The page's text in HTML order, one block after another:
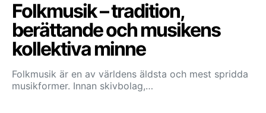
Folkmusik – tradition,
berättande och musikens
kollektiva minne
Folkmusik är en av världens äldsta och mest spridda
musikformer. Innan skivbolag,…